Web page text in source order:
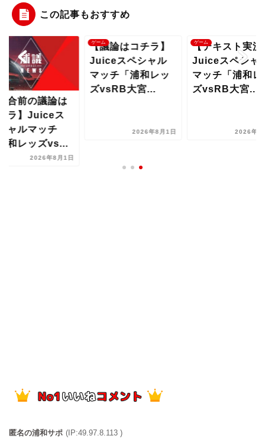
この記事もおすすめ
合前の議論は
ラ】Juiceス
ャルマッチ
和レッズvs...
2026年8月1日
ゲーム
【議論はコチラ】
Juiceスペシャル
マッチ「浦和レッ
ズvsRB大宮...
2026年8月1日
ゲーム
【テキスト実況
Juiceスペシャ
マッチ「浦和レ
ズvsRB大宮...
2026年8
匿名の浦和サポ (IP:49.97.8.113 )